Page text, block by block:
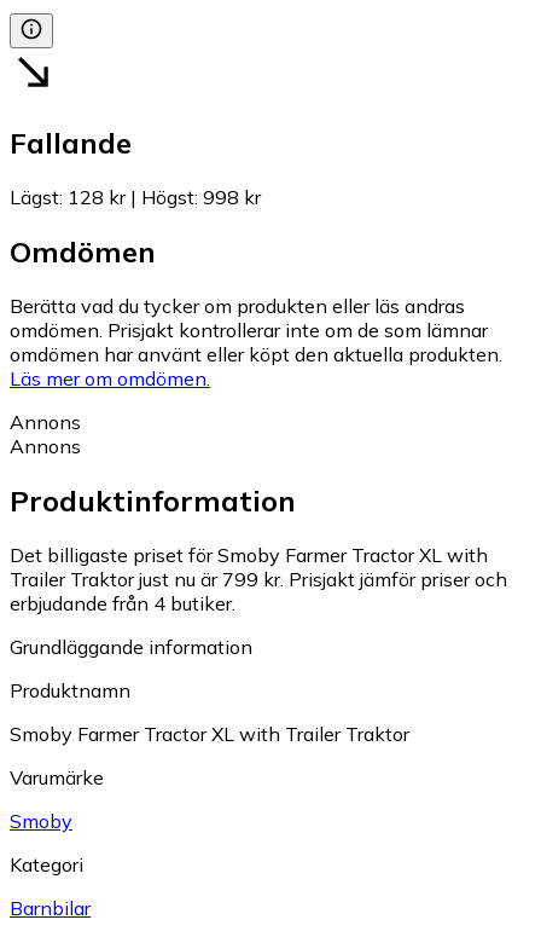
Fallande
Lägst: 128 kr| Högst: 998 kr
Omdömen
Berätta vad du tycker om produkten eller läs andras
omdömen. Prisjakt kontrollerar inte om de som lämnar
omdömen har använt eller köpt den aktuella produkten.
Läs mer om omdömen.
Annons
Annons
Produktinformation
Det billigaste priset för Smoby Farmer Tractor XL with
Trailer Traktor just nu är 799 kr. Prisjakt jämför priser och
erbjudande från 4 butiker.
Grundläggande information
Produktnamn
Smoby Farmer Tractor XL with Trailer Traktor
Varumärke
Smoby
Kategori
Barnbilar